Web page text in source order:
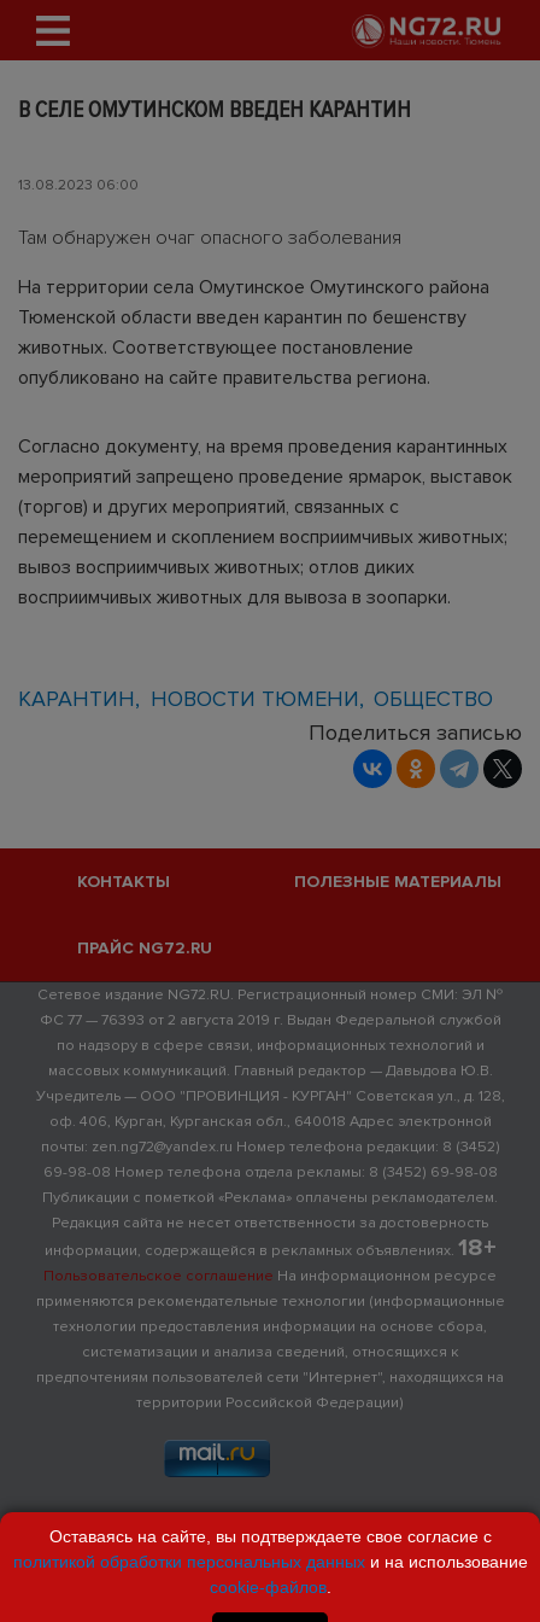
В СЕЛЕ ОМУТИНСКОМ ВВЕДЕН КАРАНТИН
13.08.2023 06:00
Там обнаружен очаг опасного заболевания
На территории села Омутинское Омутинского района
Тюменской области введен карантин по бешенству
животных. Соответствующее постановление
опубликовано на сайте правительства региона.
Согласно документу, на время проведения карантинных
мероприятий запрещено проведение ярмарок, выставок
(торгов) и других мероприятий, связанных с
перемещением и скоплением восприимчивых животных;
вывоз восприимчивых животных; отлов диких
восприимчивых животных для вывоза в зоопарки.
КАРАНТИН НОВОСТИ ТЮМЕНИ
ОБЩЕСТВО
Поделиться записью
КОНТАКТЫ ПОЛЕЗНЫЕ МАТЕРИАЛЫ
ПРАЙС NG72.RU
Сетевое издание NG72.RU. Регистрационный номер СМИ: ЭЛ №
ФС 77 — 76393 от 2 августа 2019 г. Выдан Федеральной службой
по надзору в сфере связи, информационных технологий и
массовых коммуникаций. Главный редактор — Давыдова Ю.В.
Учредитель — ООО "ПРОВИНЦИЯ - КУРГАН" Советская ул., д. 128,
оф. 406, Курган, Курганская обл., 640018 Адрес электронной
почты: zen.ng72@yandex.ru Номер телефона редакции: 8 (3452)
69-98-08 Номер телефона отдела рекламы: 8 (3452) 69-98-08
Публикации с пометкой «Реклама» оплачены рекламодателем.
Редакция сайта не несет ответственности за достоверность
информации, содержащейся в рекламных объявлениях. 18+
Пользовательское соглашение На информационном ресурсе
применяются рекомендательные технологии (информационные
технологии предоставления информации на основе сбора,
систематизации и анализа сведений, относящихся к
предпочтениям пользователей сети "Интернет", находящихся на
территории Российской Федерации)
Оставаясь на сайте, вы подтверждаете свое согласие с
политикой обработки персональных данныхи на использование
cookie-файлов.